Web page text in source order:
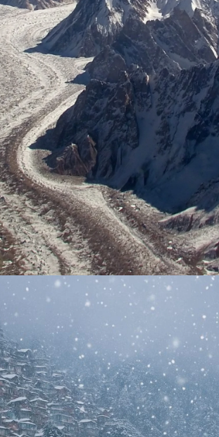
POK और लद्दाख में फैली हुई है
ऑस्टेन) जैसी चोटियाँ हैं।